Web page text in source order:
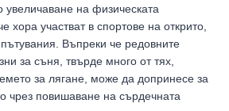
увеличаване на физическата
хора участват в спортове на открито,
Въпреки че редовните
за съня, твърде много от тях,
за лягане, може да допринесе за
чрез повишаване на сърдечната